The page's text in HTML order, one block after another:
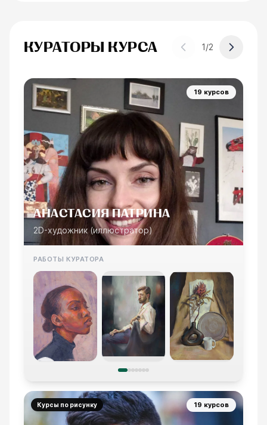
КУРАТОРЫ КУРСА 1/2
19 курсов
АНАСТАСИЯ ПАТРИНА
2D-художник (иллюстратор)
РАБОТЫ КУРАТОРА
19 курсов
Курсы по рисунку